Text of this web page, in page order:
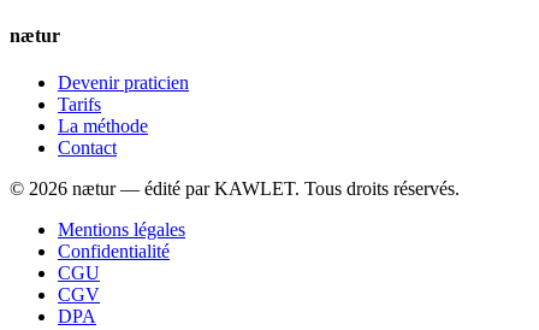
nætur
Devenir praticien
Tarifs
La méthode
Contact
© 2026 nætur — édité par KAWLET. Tous droits réservés.
Mentions légales
Confidentialité
CGU
CGV
DPA